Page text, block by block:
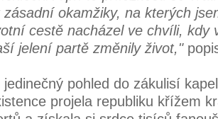
zásadní okamžiky, na kterých
cestě nacházel ve chvíli, kdy
jelení partě změnily život,"
pohled do zákulisí
projela republiku křížem